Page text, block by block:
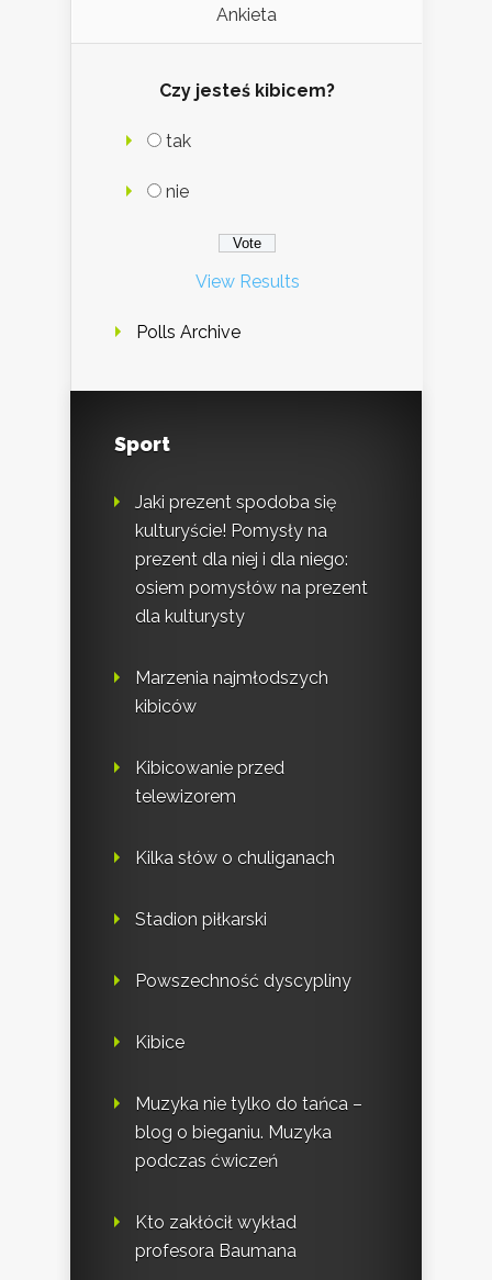
Ankieta
Czy jesteś kibicem?
tak
nie
View Results
Polls Archive
Sport
Jaki prezent spodoba się
kulturyście! Pomysły na
prezent dla niej i dla niego:
osiem pomysłów na prezent
dla kulturysty
Marzenia najmłodszych
kibiców
Kibicowanie przed
telewizorem
Kilka słów o chuliganach
Stadion piłkarski
Powszechność dyscypliny
Kibice
Muzyka nie tylko do tańca –
blog o bieganiu. Muzyka
podczas ćwiczeń
Kto zakłócił wykład
profesora Baumana